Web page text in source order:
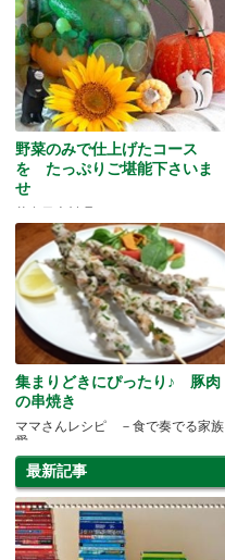
野菜のみで仕上げたコース
を たっぷりご堪能下さいま
せ
菜食日本料理イベント Wabi Sabi
にて開催
集まりどきにぴったり♪ 豚肉
の串焼き
ママさんレシピ －食で奏でる家族
愛－
最新記事